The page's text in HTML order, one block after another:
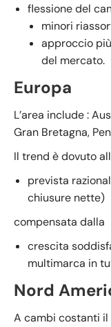
flessione del
minori
approccio
del mercato.
Europa
L’area include :
Gran Bretagna,
Il trend è dovuto
prevista
chiusure nette)
compensata dalla
crescita
multimarca in
Nord
A cambi costanti